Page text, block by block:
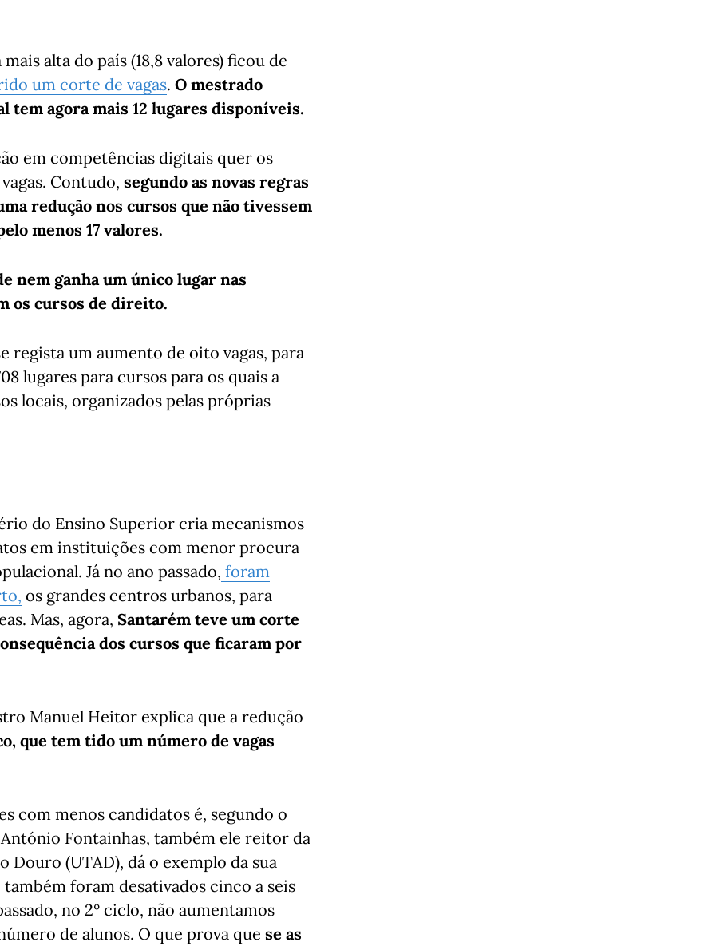
alta do país (18,8 valores) ficou de
um corte de vagas. O mestrado
tem agora mais 12 lugares disponíveis.
em competências digitais quer os
Contudo, segundo as novas regras
redução nos cursos que não tivessem
menos 17 valores.
nem ganha um único lugar nas
os cursos de direito.
regista um aumento de oito vagas, para
lugares para cursos para os quais a
locais, organizados pelas próprias
do Ensino Superior cria mecanismos
em instituições com menor procura
Já no ano passado, foram
os grandes centros urbanos, para
Mas, agora, Santarém teve um corte
dos cursos que ficaram por
Manuel Heitor explica que a redução
que tem tido um número de vagas
com menos candidatos é, segundo o
Fontainhas, também ele reitor da
(UTAD), dá o exemplo da sua
foram desativados cinco a seis
no 2º ciclo, não aumentamos
de alunos. O que prova que se as